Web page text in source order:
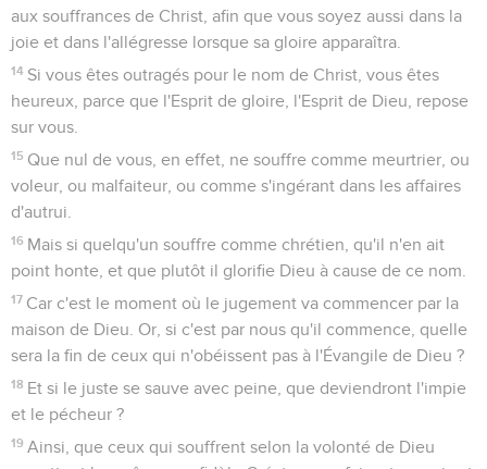
aux souffrances de Christ, afin que vous soyez aussi dans la
joie et dans l'allégresse lorsque sa gloire apparaîtra.
14 Si vous êtes outragés pour le nom de Christ, vous êtes
heureux, parce que l'Esprit de gloire, l'Esprit de Dieu, repose
sur vous.
15 Que nul de vous, en effet, ne souffre comme meurtrier, ou
voleur, ou malfaiteur, ou comme s'ingérant dans les affaires
d'autrui.
16 Mais si quelqu'un souffre comme chrétien, qu'il n'en ait
point honte, et que plutôt il glorifie Dieu à cause de ce nom.
17 Car c'est le moment où le jugement va commencer par la
maison de Dieu. Or, si c'est par nous qu'il commence, quelle
sera la fin de ceux qui n'obéissent pas à l'Évangile de Dieu ?
18 Et si le juste se sauve avec peine, que deviendront l'impie
et le pécheur ?
19 Ainsi, que ceux qui souffrent selon la volonté de Dieu